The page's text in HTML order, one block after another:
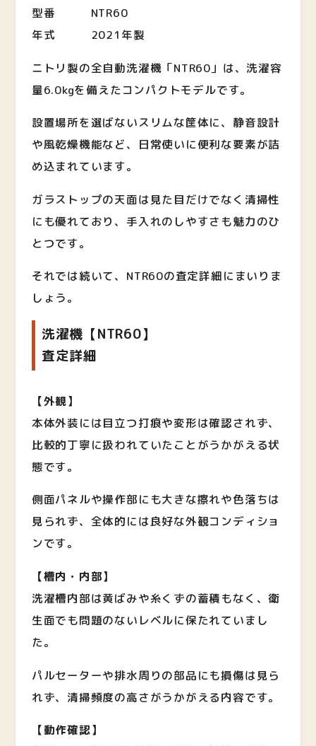
型番 NTR60
年式 2021年製
ニトリ製の全自動洗濯機「NTR60」は、洗濯容
量6.0kgを備えたコンパクトモデルです。
設置場所を選ばないスリムな筐体に、静音設計
や風乾燥機能など、日常使いに便利な要素が詰
め込まれています。
ガラストップの天面は見た目だけでなく清掃性
にも優れており、手入れのしやすさも魅力のひ
とつです。
それでは続いて、NTR60の査定詳細にまいりま
しょう。
洗濯機【NTR60】
査定詳細
【外観】
本体外装には目立つ打痕や変形は確認されず、
比較的丁寧に扱われていたことがうかがえる状
態です。
側面パネルや操作部にも大きな擦れや色落ちは
見られず、全体的には良好な外観コンディショ
ンです。
【槽内・内部】
洗濯槽内部は黄ばみや糸くずの蓄積もなく、衛
生面でも問題のないレベルに保たれていまし
た。
パルセーターや排水周りの部品にも損傷は見ら
れず、清掃頻度の高さがうかがえる内容です。
【動作確認】